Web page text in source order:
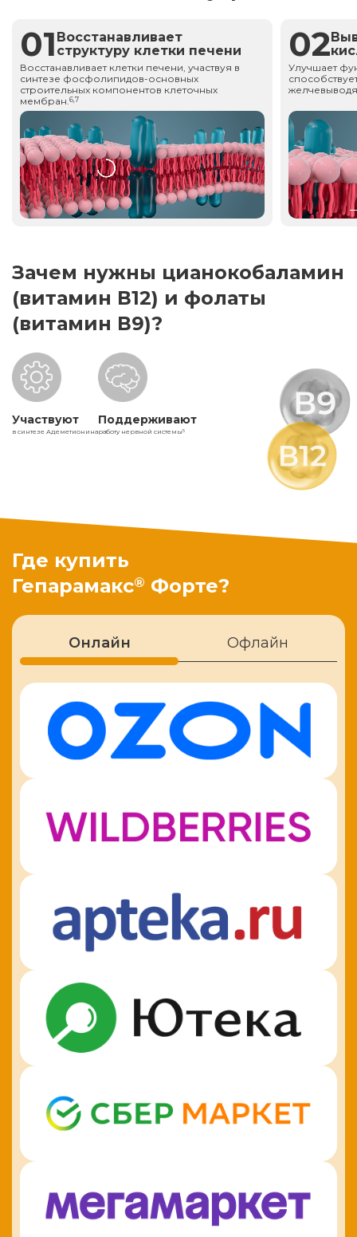
01 Восстанавливает
структуру клетки печени
Восстанавливает клетки печени, участвуя в
синтезе фосфолипидов-основных
строительных компонентов клеточных
мембран.6,7
02
Улучшает
Зачем нужны цианокобаламин
(витамин В12) и фолаты
(витамин В9)?
Участвуют
в синтезе Адеметионина
Поддерживают
работу нервной системы5
Где купить
Гепарамакс® Форте?
Онлайн Офлайн